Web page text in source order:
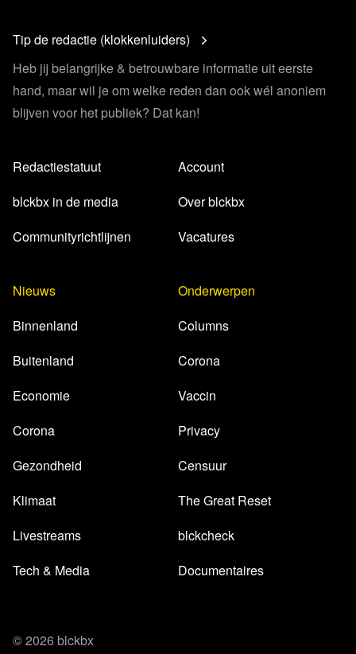
Tip de redactie (klokkenluiders)
Heb jij belangrijke & betrouwbare informatie uit eerste
hand, maar wil je om welke reden dan ook wél anoniem
blijven voor het publiek? Dat kan!
Redactiestatuut
blckbx in de media
Communityrichtlijnen
Account
Over blckbx
Vacatures
Nieuws
Binnenland
Buitenland
Economie
Corona
Gezondheid
Klimaat
Livestreams
Tech & Media
Onderwerpen
Columns
Corona
Vaccin
Privacy
Censuur
The Great Reset
blckcheck
Documentaires
© 2026 blckbx